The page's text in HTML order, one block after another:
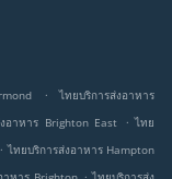
.
ไทยบริการส่งอาหาร
อาหาร Brighton East . ไทย
. ไทยบริการส่งอาหาร Hampton
.